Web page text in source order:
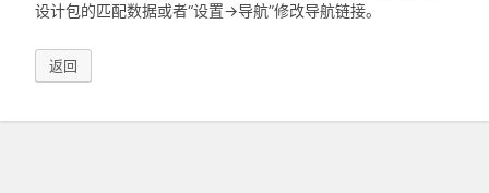
设计包的匹配数据或者“设置->导航”修改导航链接。
返回